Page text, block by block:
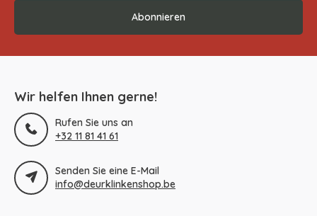
Abonnieren
Wir helfen Ihnen gerne!
Rufen Sie uns an
+32 11 81 41 61
Senden Sie eine E-Mail
info@deurklinkenshop.be